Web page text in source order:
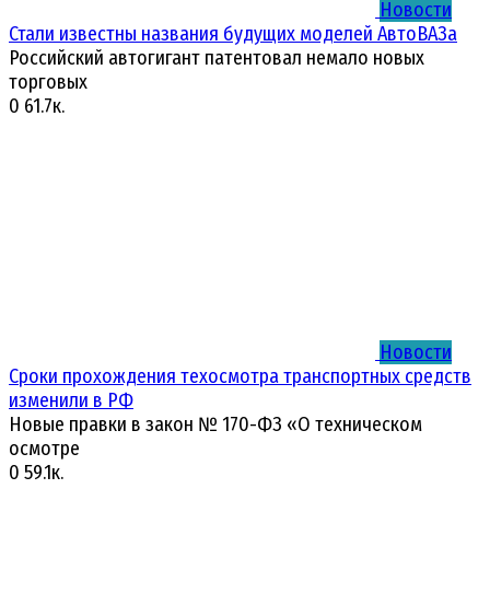
Новости
Стали известны названия будущих моделей АвтоВАЗа
Российский автогигант патентовал немало новых
торговых
0 61.7к.
Новости
Сроки прохождения техосмотра транспортных средств
изменили в РФ
Новые правки в закон № 170-ФЗ «О техническом
осмотре
0 59.1к.